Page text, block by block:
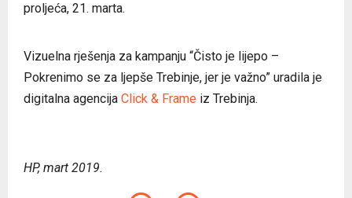
proljeća, 21. marta.
Vizuelna rješenja za kampanju “Čisto je lijepo –
Pokrenimo se za ljepše Trebinje, jer je važno” uradila je
digitalna agencija Click & Frame iz Trebinja.
HP, mart 2019.